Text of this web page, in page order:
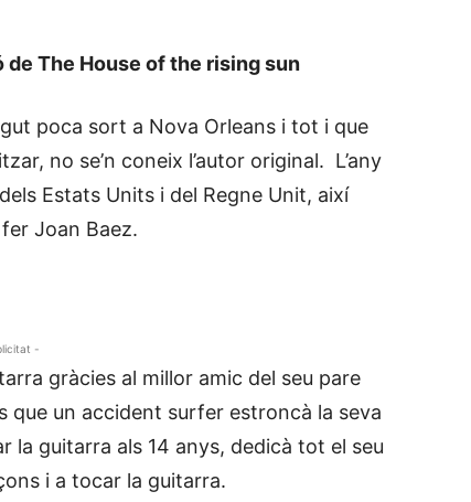
The House of the rising sun
poca sort a Nova Orleans i tot i que
no se’n coneix l’autor original. L’any
Estats Units i del Regne Unit, així
Joan Baez.
-
gràcies al millor amic del seu pare
que un accident surfer estroncà la seva
la guitarra als 14 anys, dedicà tot el seu
i a tocar la guitarra.